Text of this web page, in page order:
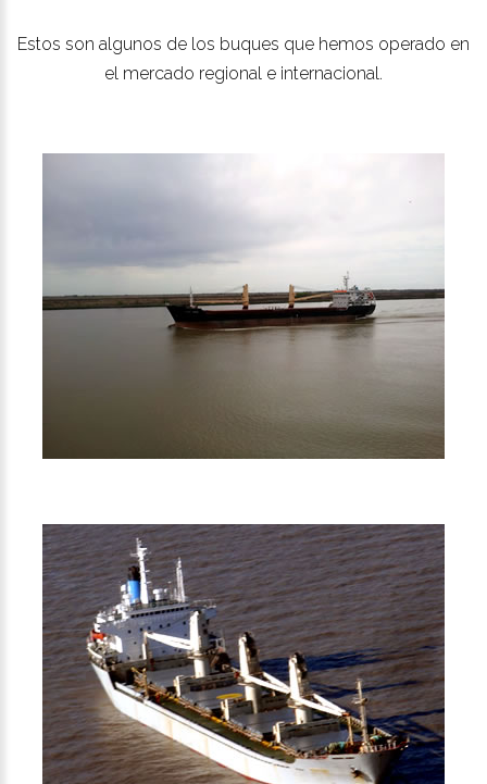
Estos son algunos de los buques que hemos operado en
el mercado regional e internacional.